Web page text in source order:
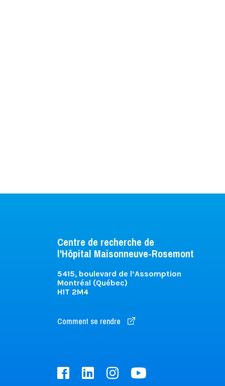
Centre de recherche de
l'Hôpital Maisonneuve-Rosemont
5415, boulevard de l’Assomption
Montréal (Québec)
H1T 2M4
Comment se rendre